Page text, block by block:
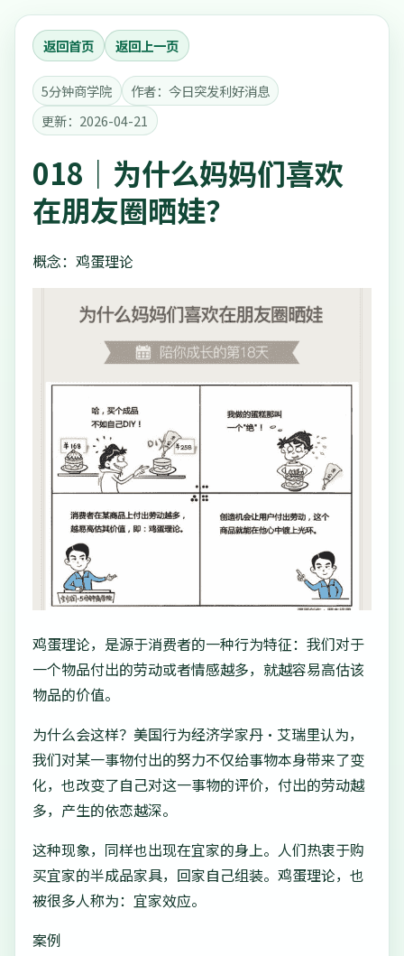
返回首页 返回上一页
5分钟商学院
作者：今日突发利好消息
更新：2026-04-21
018｜为什么妈妈们喜欢
在朋友圈晒娃？
概念：鸡蛋理论
鸡蛋理论，是源于消费者的一种行为特征：我们对于
一个物品付出的劳动或者情感越多，就越容易高估该
物品的价值。
为什么会这样？美国行为经济学家丹·艾瑞里认为，
我们对某一事物付出的努力不仅给事物本身带来了变
化，也改变了自己对这一事物的评价，付出的劳动越
多，产生的依恋越深。
这种现象，同样也出现在宜家的身上。人们热衷于购
买宜家的半成品家具，回家自己组装。鸡蛋理论，也
被很多人称为：宜家效应。
案例